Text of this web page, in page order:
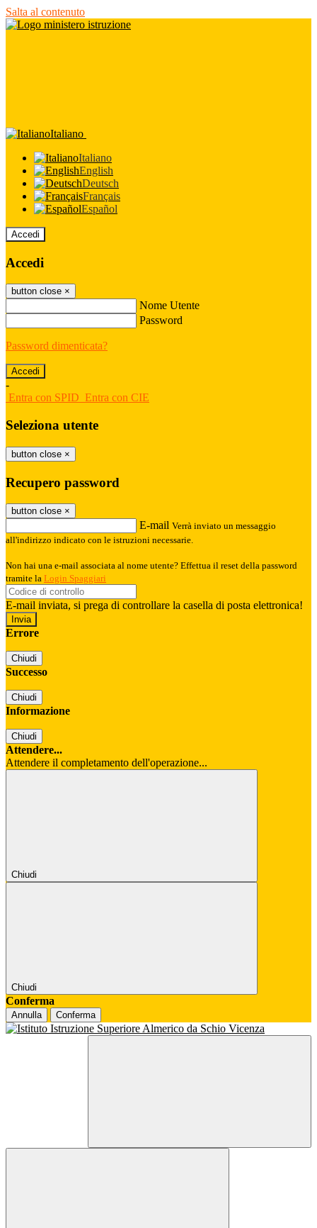
Salta al contenuto
Italiano
Italiano
English
Deutsch
Français
Español
Accedi
Accedi
button close ×
Nome Utente
Password
Password dimenticata?
-
Entra con SPID Entra con CIE
Seleziona utente
button close ×
Recupero password
button close ×
E-mail Verrà inviato un messaggio
all'indirizzo indicato con le istruzioni necessarie.
Non hai una e-mail associata al nome utente? Effettua il reset della password
tramite la Login Spaggiari
E-mail inviata, si prega di controllare la casella di posta elettronica!
Errore
Chiudi
Successo
Chiudi
Informazione
Chiudi
Attendere...
Attendere il completamento dell'operazione...
Chiudi
Chiudi
Conferma
Annulla Conferma